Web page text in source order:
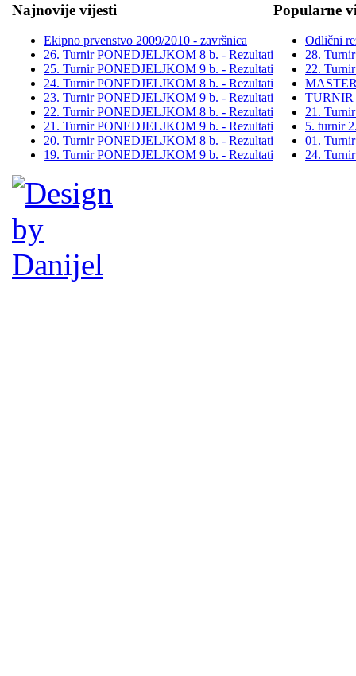
Najnovije vijesti
Ekipno prvenstvo 2009/2010 - završnica
26. Turnir PONEDJELJKOM 8 b. - Rezultati
25. Turnir PONEDJELJKOM 9 b. - Rezultati
24. Turnir PONEDJELJKOM 8 b. - Rezultati
23. Turnir PONEDJELJKOM 9 b. - Rezultati
22. Turnir PONEDJELJKOM 8 b. - Rezultati
21. Turnir PONEDJELJKOM 9 b. - Rezultati
20. Turnir PONEDJELJKOM 8 b. - Rezultati
19. Turnir PONEDJELJKOM 9 b. - Rezultati
Popularne
Odlični
28.
22.
TURNIR
21.
5. turnir
01.
24.